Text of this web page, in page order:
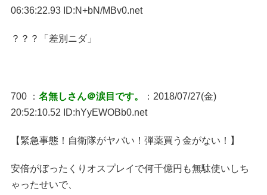
06:36:22.93 ID:N+bN/MBv0.net
？？？「差別ニダ」
700 ： 名無しさん＠涙目です。
：2018/07/27(金)
20:52:10.52 ID:hYyEWOBb0.net
【緊急事態！自衛隊がヤバい！弾薬買う金がない！】
安倍がぼったくりオスプレイで何千億円も無駄使いしち
ゃったせいで、